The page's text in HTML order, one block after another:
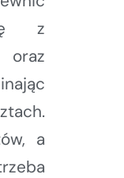
z
oraz
a